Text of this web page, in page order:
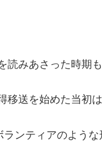
読みあさった時期も
移送を始めた当初は
ランティアのよう